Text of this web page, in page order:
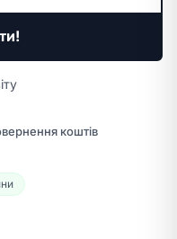
коштів